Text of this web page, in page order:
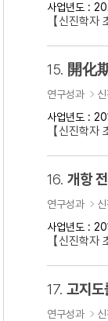
사업년도 :
【신진학
15. 開化
연구성과
사업년도 :
【신진학
16. 개항
연구성과
사업년도 :
【신진학
17. 고지도
연구성과